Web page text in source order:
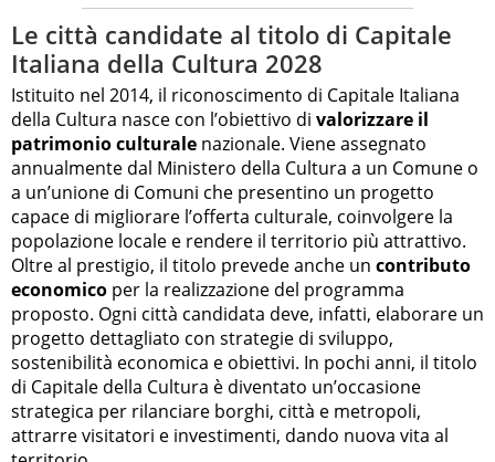
Le città candidate al titolo di Capitale
Italiana della Cultura 2028
Istituito nel 2014, il riconoscimento di Capitale Italiana
della Cultura nasce con l’obiettivo di valorizzare il
patrimonio culturale nazionale. Viene assegnato
annualmente dal Ministero della Cultura a un Comune o
a un’unione di Comuni che presentino un progetto
capace di migliorare l’offerta culturale, coinvolgere la
popolazione locale e rendere il territorio più attrattivo.
Oltre al prestigio, il titolo prevede anche un contributo
economico per la realizzazione del programma
proposto. Ogni città candidata deve, infatti, elaborare un
progetto dettagliato con strategie di sviluppo,
sostenibilità economica e obiettivi. In pochi anni, il titolo
di Capitale della Cultura è diventato un’occasione
strategica per rilanciare borghi, città e metropoli,
attrarre visitatori e investimenti, dando nuova vita al